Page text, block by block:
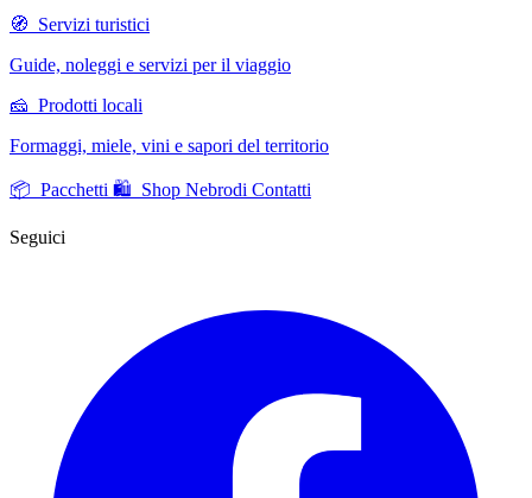
🧭 Servizi turistici
Guide, noleggi e servizi per il viaggio
🧀 Prodotti locali
Formaggi, miele, vini e sapori del territorio
📦 Pacchetti 🛍️ Shop Nebrodi Contatti
Seguici